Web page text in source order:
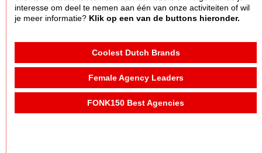
interesse om deel te nemen aan één van onze activiteiten of wil
je meer informatie? Klik op een van de buttons hieronder.
Coolest Dutch Brands
Female Agency Leaders
FONK150 Best Agencies